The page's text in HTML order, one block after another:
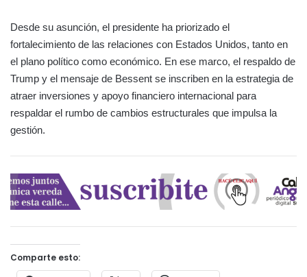
Desde su asunción, el presidente ha priorizado el
fortalecimiento de las relaciones con Estados Unidos, tanto en
el plano político como económico. En ese marco, el respaldo de
Trump y el mensaje de Bessent se inscriben en la estrategia de
atraer inversiones y apoyo financiero internacional para
respaldar el rumbo de cambios estructurales que impulsa la
gestión.
Comparte esto: